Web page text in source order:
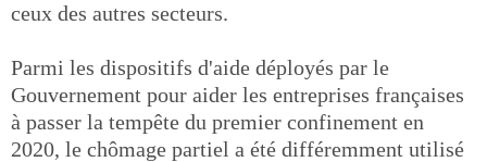
ceux des autres secteurs.
Parmi les dispositifs d'aide déployés par le
Gouvernement pour aider les entreprises françaises
à passer la tempête du premier confinement en
2020, le chômage partiel a été différemment utilisé